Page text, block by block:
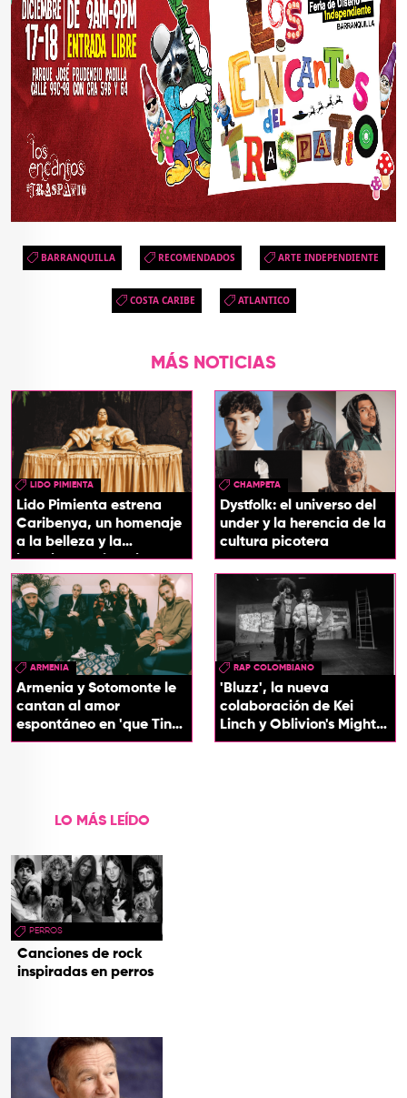
BARRANQUILLA RECOMENDADOS ARTE INDEPENDIENTE
COSTA CARIBE ATLANTICO
MÁS NOTICIAS
LIDO PIMIENTA
Lido Pimienta estrena
Caribenya, un homenaje
a la belleza y la
identidad del Caribe
CHAMPETA
Dystfolk: el universo del
under y la herencia de la
cultura picotera
ARMENIA
Armenia y Sotomonte le
cantan al amor
espontáneo en 'que Tin
que Tan'
RAP COLOMBIANO
'Bluzz', la nueva
colaboración de Kei
Linch y Oblivion's Mighty
Trash
LO MÁS LEÍDO
PERROS
Canciones de rock
inspiradas en perros